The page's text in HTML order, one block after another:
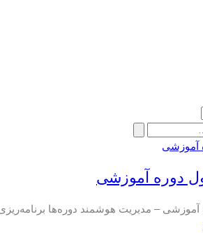
دوره آموزشی
آموزشی – مدیریت هوشمند دوره‌ها